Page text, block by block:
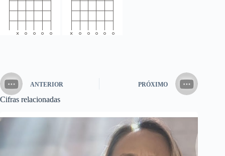
ANTERIOR PRÓXIMO
Cifras relacionadas